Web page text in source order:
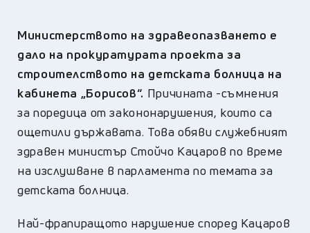
Министерството на здравеопазването е
дало на прокуратурата проекта за
строителството на детската болница на
кабинета „Борисов“. Причината -съмнения
за поредица от закононарушения, които са
ощетили държавата. Това обяви служебният
здравен министър Стойчо Кацаров по време
на изслушване в парламента по темата за
детската болница.
Най-фрапиращото нарушение според Кацаров